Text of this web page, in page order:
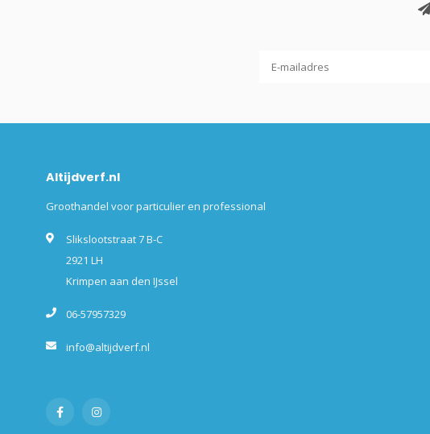
Altijdverf.nl
Groothandel voor particulier en professional
Slikslootstraat 7 B-C
2921 LH
Krimpen aan den IJssel
06-57957329
info@altijdverf.nl